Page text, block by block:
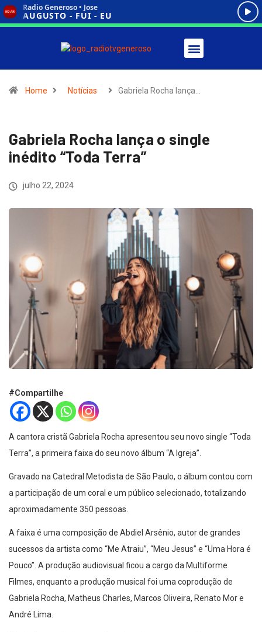
Home Notícias Gabriela Rocha lança…
Gabriela Rocha lança o single
inédito “Toda Terra”
julho 22, 2024
#Compartilhe
A cantora cristã Gabriela Rocha apresentou seu novo single “Toda
Terra”, a primeira faixa do seu novo álbum “A Igreja”.
Gravado na Catedral Metodista de São Paulo, o álbum contou com
a participação de um coral e um público selecionado, totalizando
aproximadamente 350 pessoas.
A faixa é uma composição de Abdiel Arsênio, autor de grandes
sucessos da artista como “Me Atraiu”, “Meu Jesus” e “Uma Hora é
Pouco”. A produção audiovisual ficou a cargo da Multiforme
Filmes, enquanto a produção musical foi uma coprodução de
Gabriela Rocha, Matheus Charles, Marcos Oliveira, Renato Mor e
André Lima.